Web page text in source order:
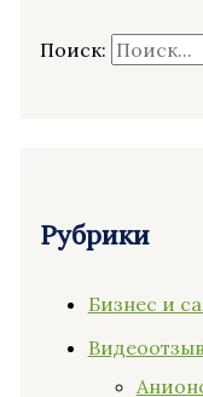
Поиск:
Рубрики
Бизнес и